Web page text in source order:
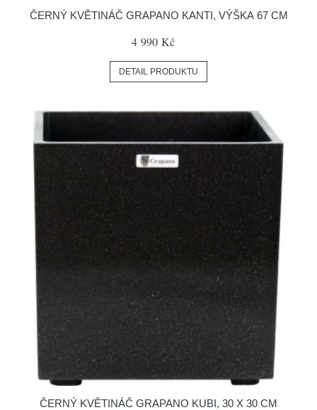
ČERNÝ KVĚTINÁČ GRAPANO KANTI, VÝŠKA 67 CM
4 990 Kč
DETAIL PRODUKTU
ČERNÝ KVĚTINÁČ GRAPANO KUBI, 30 X 30 CM